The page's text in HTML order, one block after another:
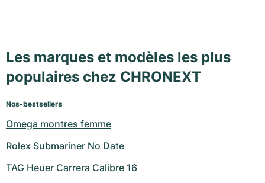
Les marques et modèles les plus
populaires chez CHRONEXT
Nos-bestsellers
Omega montres femme
Rolex Submariner No Date
TAG Heuer Carrera Calibre 16